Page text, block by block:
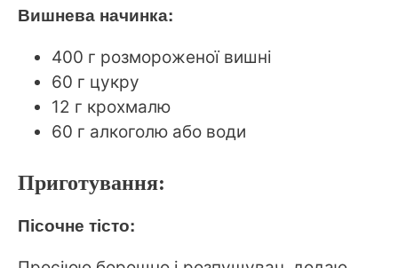
Вишнева начинка:
400 г розмороженої вишні
60 г цукру
12 г крохмалю
60 г алкоголю або води
Приготування:
Пісочне тісто: